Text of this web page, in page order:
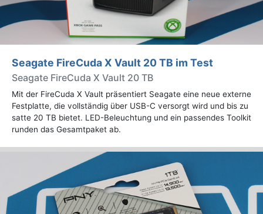
Seagate FireCuda X Vault 20 TB im Test
Seagate FireCuda X Vault 20 TB
Mit der FireCuda X Vault präsentiert Seagate eine neue externe
Festplatte, die vollständig über USB-C versorgt wird und bis zu
satte 20 TB bietet. LED-Beleuchtung und ein passendes Toolkit
runden das Gesamtpaket ab.